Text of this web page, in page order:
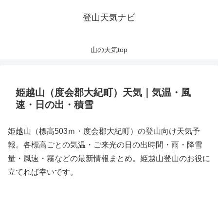
登山天気ナビ
山の天気top
姫越山（度会郡大紀町）天気｜気温・風
速・日の出・積雪
姫越山（標高503ｍ・度会郡大紀町）の登山向け天気予
報。各標高ごとの気温・ご来光の日の出時間・雨・降雪
量・風速・霧などの最新情報まとめ。姫越山登山のお役に
立てれば幸いです。